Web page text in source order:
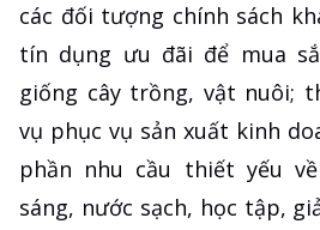
các đối tượng chính sách
tín dụng ưu đãi để mua
giống cây trồng, vật nuôi;
vụ phục vụ sản xuất kinh
phần nhu cầu thiết yếu
sáng, nước sạch, học tập,